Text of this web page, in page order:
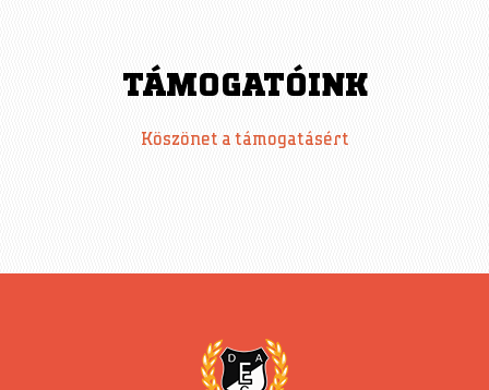
TÁMOGATÓINK
Köszönet a támogatásért